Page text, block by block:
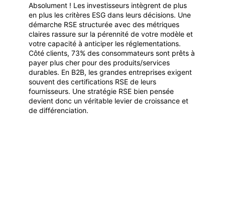
Absolument ! Les investisseurs intègrent de plus
en plus les critères ESG dans leurs décisions. Une
démarche RSE structurée avec des métriques
claires rassure sur la pérennité de votre modèle et
votre capacité à anticiper les réglementations.
Côté clients, 73% des consommateurs sont prêts à
payer plus cher pour des produits/services
durables. En B2B, les grandes entreprises exigent
souvent des certifications RSE de leurs
fournisseurs. Une stratégie RSE bien pensée
devient donc un véritable levier de croissance et
de différenciation.